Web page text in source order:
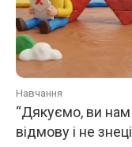
Навчання
“Дякуємо, ви нам
відмову і не